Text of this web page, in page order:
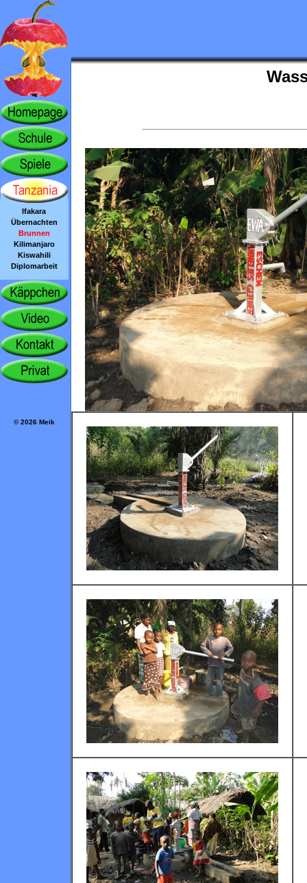
Ifakara
Übernachten
Brunnen
Kilimanjaro
Kiswahili
Diplomarbeit
© 2026 Meik